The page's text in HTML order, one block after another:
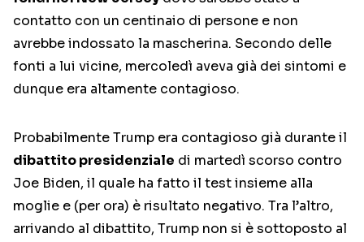
contatto con un centinaio di persone e non
avrebbe indossato la mascherina. Secondo delle
fonti a lui vicine, mercoledì aveva già dei sintomi e
dunque era altamente contagioso.
Probabilmente Trump era contagioso già durante il
dibattito presidenziale di martedì scorso contro
Joe Biden, il quale ha fatto il test insieme alla
moglie e (per ora) è risultato negativo. Tra l’altro,
arrivando al dibattito, Trump non si è sottoposto al